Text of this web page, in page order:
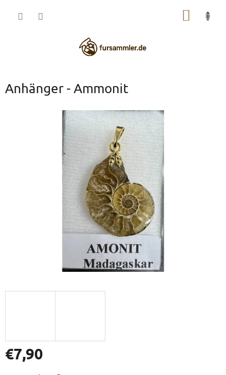
Anhänger - Ammonit
€7,90